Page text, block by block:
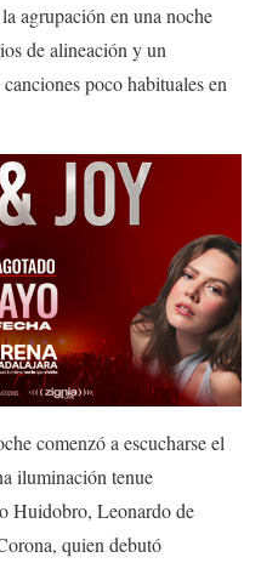
agrupación en una noche
de alineación y un
poco habituales en
comenzó a escucharse el
iluminación tenue
Huidobro, Leonardo de
quien debutó